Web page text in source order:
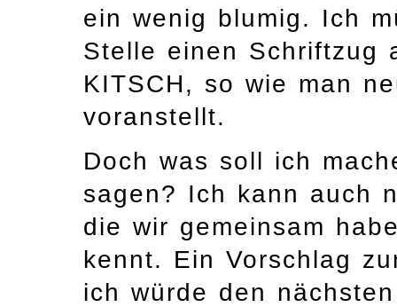
ein wenig blumig. Ich
Stelle einen Schriftzug
KITSCH, so wie man
voranstellt.
Doch was soll ich
sagen? Ich kann auch
die wir gemeinsam
kennt. Ein Vorschlag
ich würde den